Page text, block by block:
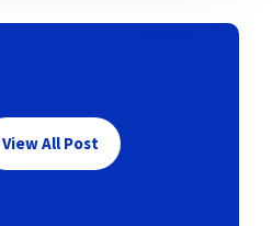
View All Post